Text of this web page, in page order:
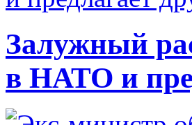
Залужный
в НАТО и